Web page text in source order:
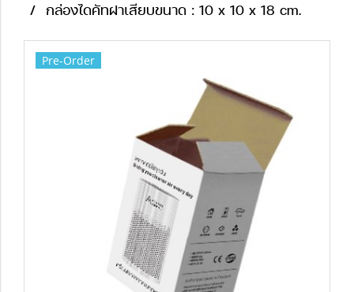
กล่องไดคัทฝาเสียบขนาด : 10 x 10 x 18 cm.
Pre-Order